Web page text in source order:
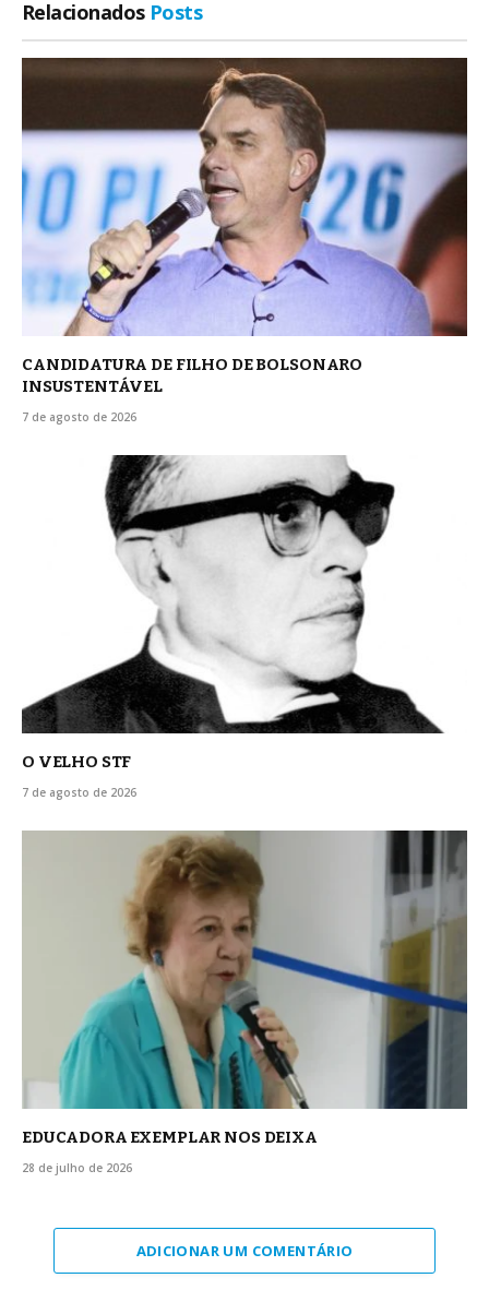
Relacionados Posts
CANDIDATURA DE FILHO DE BOLSONARO
INSUSTENTÁVEL
7 de agosto de 2026
O VELHO STF
7 de agosto de 2026
EDUCADORA EXEMPLAR NOS DEIXA
28 de julho de 2026
ADICIONAR UM COMENTÁRIO